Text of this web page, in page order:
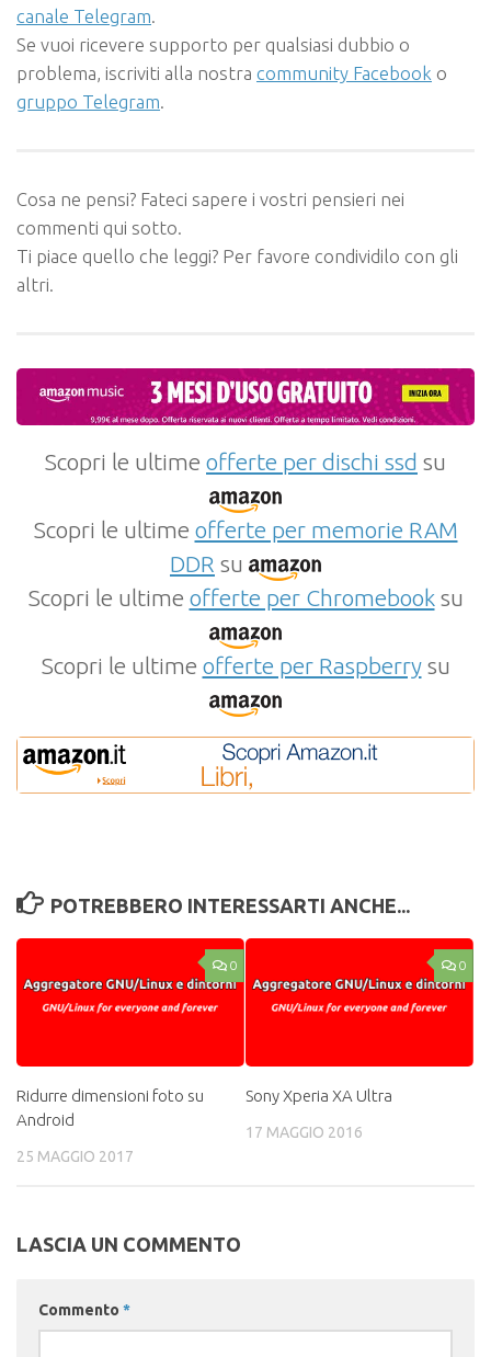
canale Telegram.
Se vuoi ricevere supporto per qualsiasi dubbio o
problema, iscriviti alla nostra community Facebook o
gruppo Telegram.
Cosa ne pensi? Fateci sapere i vostri pensieri nei
commenti qui sotto.
Ti piace quello che leggi? Per favore condividilo con gli
altri.
Scopri le ultime offerte per dischi ssd su
Scopri le ultime offerte per memorie RAM
DDR su
Scopri le ultime offerte per Chromebooksu
Scopri le ultime offerte per Raspberrysu
POTREBBERO INTERESSARTI ANCHE...
0
Ridurre dimensioni foto su
Android
25 MAGGIO 2017
0
Sony Xperia XA Ultra
17 MAGGIO 2016
LASCIA UN COMMENTO
Commento *